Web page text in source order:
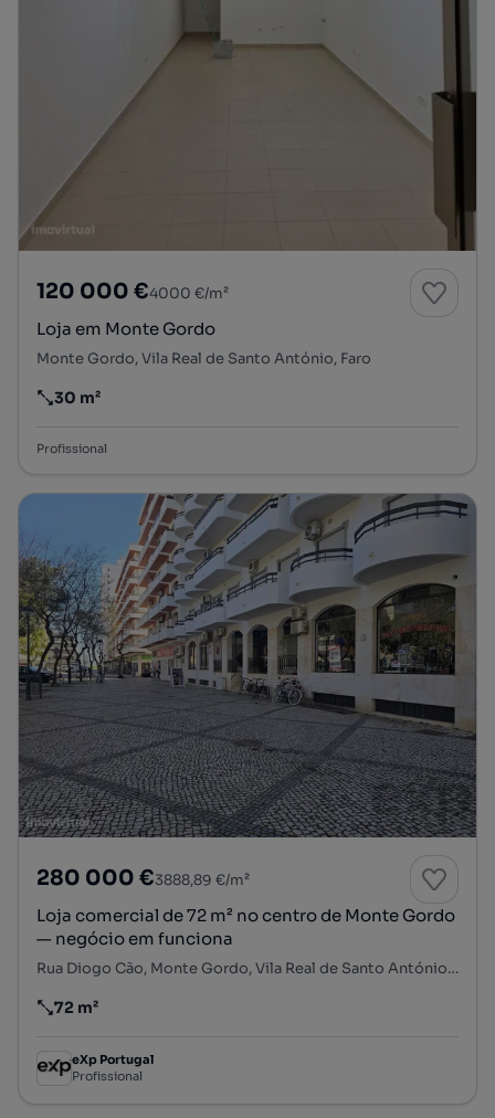
120 000 €4000 €/m²
Loja em Monte Gordo
Monte Gordo, Vila Real de Santo António, Faro
Preço por metro quadrado
30 m²
Profissional
280 000 €3888,89 €/m²
Loja comercial de 72 m² no centro de Monte Gordo
— negócio em funciona
Rua Diogo Cão, Monte Gordo, Vila Real de Santo António, Faro
Preço por metro quadrado
72 m²
eXp Portugal
Profissional